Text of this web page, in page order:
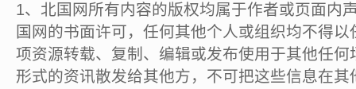
1、北国网所有内容的版权均属于作者或页面内
国网的书面许可，任何其他个人或组织均不得
项资源转载、复制、编辑或发布使用于其他任
形式的资讯散发给其他方，不可把这些信息在